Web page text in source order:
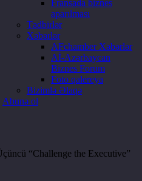
Fransada biznes
aparılması
Tədbirlər
Xəbərlər
AFchamber Xəbərlər
Aİ-Azərbaycan
Biznes Forum
Foto qalereya
Bizimlə Əlaqə
Abunə ol